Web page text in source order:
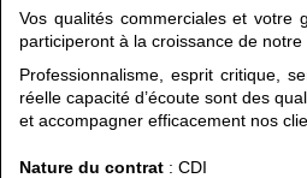
Vos qualités commerciales et votre
participeront à la croissance de notre
Professionnalisme, esprit critique,
réelle capacité d’écoute sont des
et accompagner efficacement nos
Nature du contrat : CDI